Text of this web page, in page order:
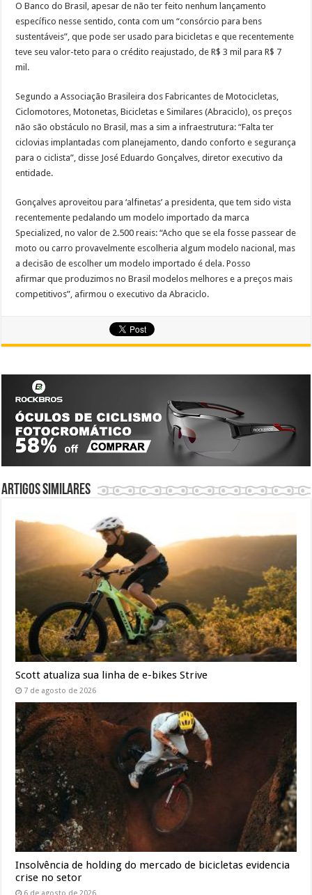
O Banco do Brasil, apesar de não ter feito nenhum lançamento
específico nesse sentido, conta com um “consórcio para bens
sustentáveis”, que pode ser usado para bicicletas e que recentemente
teve seu valor-teto para o crédito reajustado, de R$ 3 mil para R$ 7
mil.
Segundo a Associação Brasileira dos Fabricantes de Motocicletas,
Ciclomotores, Motonetas, Bicicletas e Similares (Abraciclo), os preços
não são obstáculo no Brasil, mas a sim a infraestrutura: “Falta ter
ciclovias implantadas com planejamento, dando conforto e segurança
para o ciclista”, disse José Eduardo Gonçalves, diretor executivo da
entidade.
Gonçalves aproveitou para ‘alfinetas’ a presidenta, que tem sido vista
recentemente pedalando um modelo importado da marca
Specialized, no valor de 2.500 reais: “Acho que se ela fosse passear de
moto ou carro provavelmente escolheria algum modelo nacional, mas
a decisão de escolher um modelo importado é dela. Posso
afirmar que produzimos no Brasil modelos melhores e a preços mais
competitivos”, afirmou o executivo da Abraciclo.
Artigos similares
Scott atualiza sua linha de e-bikes Strive
7 de agosto de 2026
Insolvência de holding do mercado de bicicletas evidencia
crise no setor
6 de agosto de 2026